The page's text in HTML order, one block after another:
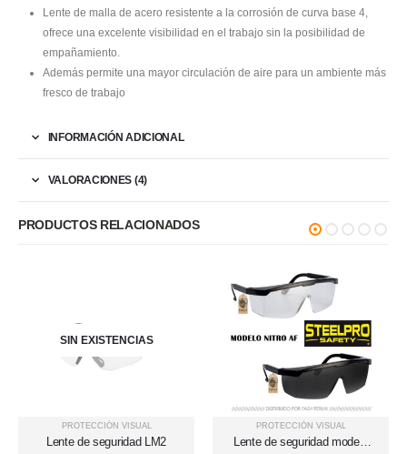
Lente de malla de acero resistente a la corrosión de curva base 4,
ofrece una excelente visibilidad en el trabajo sin la posibilidad de
empañamiento.
Además permite una mayor circulación de aire para un ambiente más
fresco de trabajo
INFORMACIÓN ADICIONAL
VALORACIONES (4)
PRODUCTOS RELACIONADOS
SIN EXISTENCIAS
PROTECCIÓN VISUAL
Lente de seguridad LM2
PROTECCIÓN VISUAL
Lente de seguridad modelo